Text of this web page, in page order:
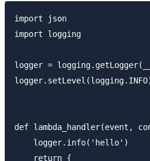
import json
import logging
logger =
def lambda_handler(event,
    logger.info('hello')
    return {